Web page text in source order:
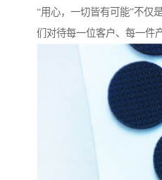
“用心，一切皆有可能”不仅
们对待每一位客户、每一件